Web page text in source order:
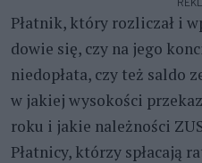
Płatnik, który rozliczał i
dowie się, czy na jego
niedopłata, czy też saldo
w jakiej wysokości
roku i jakie należności
Płatnicy, którzy spłacają